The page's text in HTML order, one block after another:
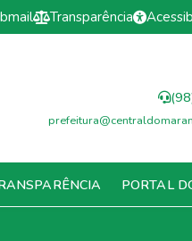
Transparência
PORTAL